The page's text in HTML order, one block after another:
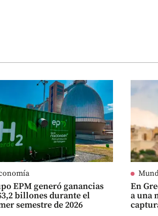
EPM generó ganancias
billones durante el
semestre de 2026
En
a una